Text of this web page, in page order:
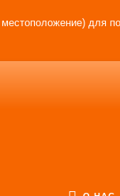
для